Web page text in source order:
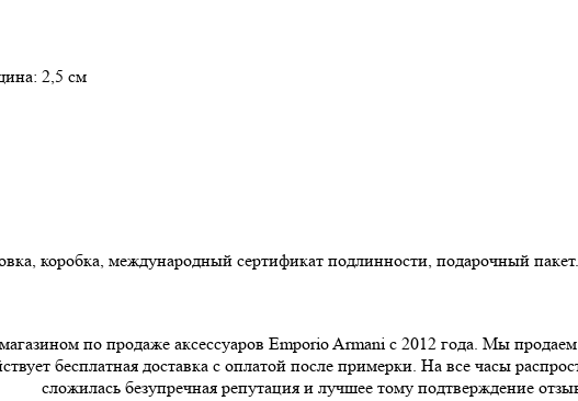
2,5 см
коробка, международный сертификат подлинности, подарочный пакет.
по продаже аксессуаров Emporio Armani с 2012 года. Мы
бесплатная доставка с оплатой после примерки. На все часы
сложилась безупречная репутация и лучшее тому подтверждение